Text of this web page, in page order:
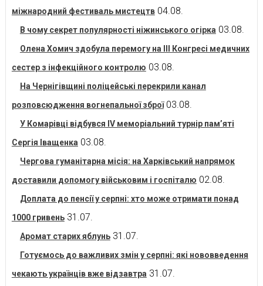
міжнародний фестиваль мистецтв 04.08.
В чому секрет популярності ніжинського огірка 03.08.
Олена Хомич здобула перемогу на ІІІ Конгресі медичних
сестер з інфекційного контролю 03.08.
На Чернігівщині поліцейські перекрили канал
розповсюдження вогнепальної зброї 03.08.
У Комарівці відбувся IV меморіальний турнір пам’яті
Сергія Іващенка 03.08.
Чергова гуманітарна місія: на Харківський напрямок
доставили допомогу військовим і госпіталю 02.08.
Доплата до пенсії у серпні: хто може отримати понад
1000 гривень 31.07.
Аромат старих яблунь 31.07.
Готуємось до важливих змін у серпні: які нововведення
чекають українців вже відзавтра 31.07.